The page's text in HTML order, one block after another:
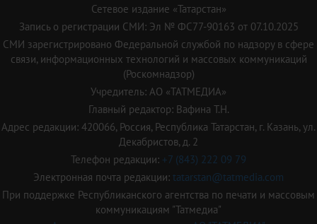
Сетевое издание «Татарстан»
Запись о регистрации СМИ: Эл № ФС77-90163 от 07.10.2025
СМИ зарегистрировано Федеральной службой по надзору в сфере
связи, информационных технологий и массовых коммуникаций
(Роскомнадзор)
Учредитель: АО «ТАТМЕДИА»
Главный редактор: Вафина Т.Н.
Адрес редакции: 420066, Россия, Республика Татарстан, г. Казань, ул.
Декабристов, д. 2
Телефон редакции: +7 (843) 222 09 79
Электронная почта редакции: tatarstan@tatmedia.com
При поддержке Республиканского агентства по печати и массовым
коммуникациям "Татмедиа"